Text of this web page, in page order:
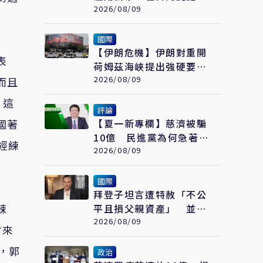
且
著
練
郭
遭控203項爭議 外交部
啟動調查
2026/08/09
國際
【伊朗危機】伊朗對重開
荷姆茲海峽提出強硬要
求 協議仍遙不可及
2026/08/09
評論
【夏一新專欄】慈濟被騙
10億 民進黨為何急著把
箭射回台中？
2026/08/09
國際
拜登子坦言遭特赦「不公
平且損父親資產」 並揭
拜登癌症已擴散至骨骼
2026/08/09
政治